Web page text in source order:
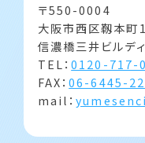
〒550-0004
大阪市西区靱本
信濃橋三井ビルデ
TEL：0120-717-
FAX：06-6445-
mail：